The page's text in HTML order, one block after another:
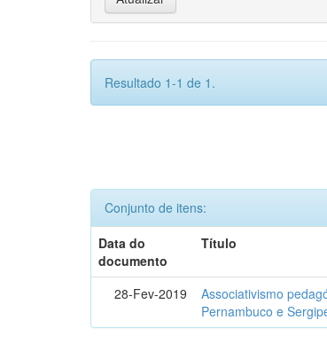
Resultado 1-1 de 1.
Conjunto de itens:
Data do
documento
Título
28-Fev-2019
Associativismo
Pernambuco e